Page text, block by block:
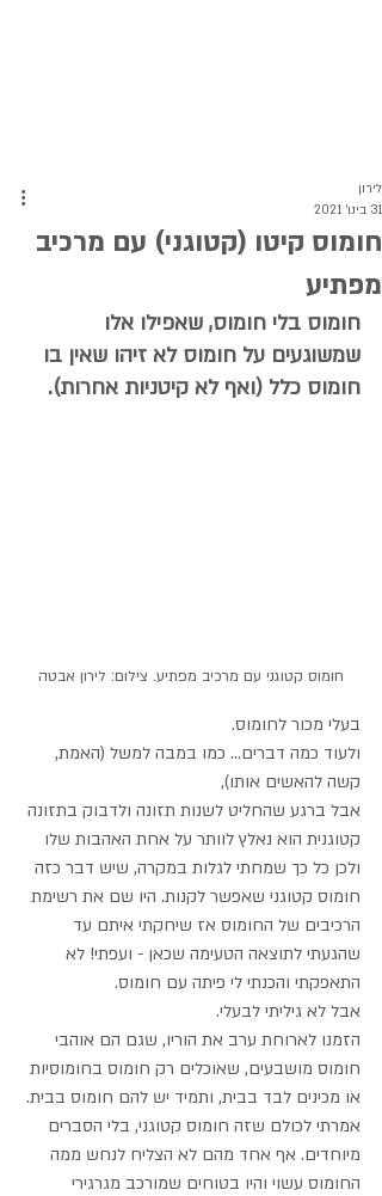
חומוס קיטו (קטוגני) עם מרכיב
מפתיע
לירון
31 בינו׳ 2021
חומוס בלי חומוס, שאפילו אלו
שמשוגעים על חומוס לא זיהו שאין בו
חומוס כלל (ואף לא קיטניות אחרות).
חומוס קטוגני עם מרכיב מפתיע. צילום: לירון אבטה
בעלי מכור לחומוס.
ולעוד כמה דברים... כמו במבה למשל (האמת,
קשה להאשים אותו),
אבל ברגע שהחליט לשנות תזונה ולדבוק בתזונה
קטוגנית הוא נאלץ לוותר על אחת האהבות שלו
ולכן כל כך שמחתי לגלות במקרה, שיש דבר כזה
חומוס קטוגני שאפשר לקנות. היו שם את רשימת
הרכיבים של החומוס אז שיחקתי איתם עד
שהגעתי לתוצאה הטעימה שכאן - ועפתי! לא
התאפקתי והכנתי לי פיתה עם חומוס.
אבל לא גיליתי לבעלי.
הזמנו לארוחת ערב את הוריו, שגם הם אוהבי
חומוס מושבעים, שאוכלים רק חומוס בחומוסיות
או מכינים לבד בבית, ותמיד יש להם חומוס בבית.
אמרתי לכולם שזה חומוס קטוגני, בלי הסברים
מיוחדים. אף אחד מהם לא הצליח לנחש ממה
החומוס עשוי והיו בטוחים שמורכב מגרגירי